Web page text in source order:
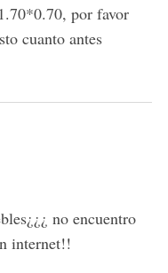
por favor
cuanto antes
no encuentro
internet!!